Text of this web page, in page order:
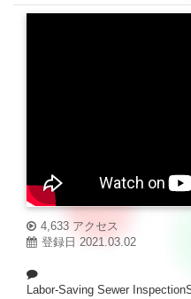
4,633 アクセス
登録日 2021.03.02
Labor-Saving Sewer